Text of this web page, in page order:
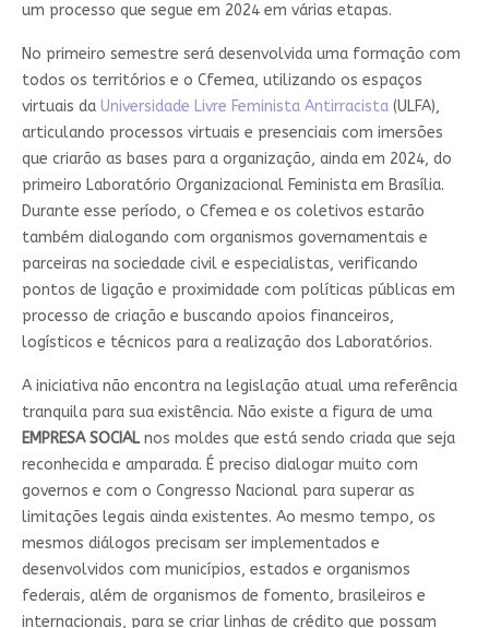
um processo que segue em 2024 em várias etapas.
No primeiro semestre será desenvolvida uma formação com
todos os territórios e o Cfemea, utilizando os espaços
virtuais da Universidade Livre Feminista Antirracista(ULFA),
articulando processos virtuais e presenciais com imersões
que criarão as bases para a organização, ainda em 2024, do
primeiro Laboratório Organizacional Feminista em Brasília.
Durante esse período, o Cfemea e os coletivos estarão
também dialogando com organismos governamentais e
parceiras na sociedade civil e especialistas, verificando
pontos de ligação e proximidade com políticas públicas em
processo de criação e buscando apoios financeiros,
logísticos e técnicos para a realização dos Laboratórios.
A iniciativa não encontra na legislação atual uma referência
tranquila para sua existência. Não existe a figura de uma
EMPRESA SOCIAL nos moldes que está sendo criada que seja
reconhecida e amparada. É preciso dialogar muito com
governos e com o Congresso Nacional para superar as
limitações legais ainda existentes. Ao mesmo tempo, os
mesmos diálogos precisam ser implementados e
desenvolvidos com municípios, estados e organismos
federais, além de organismos de fomento, brasileiros e
internacionais, para se criar linhas de crédito que possam